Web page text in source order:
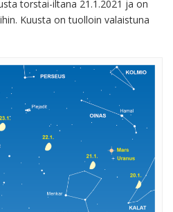
torstai-iltana 21.1.2021 ja on
Kuusta on tuolloin valaistuna